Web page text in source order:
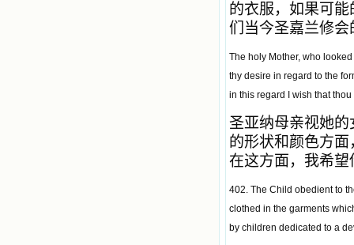
的衣服，如果可
们当今圣嘉兰修
The holy Mother, who
thy desire in regard to the
in this regard I wish that thou
圣亚纳母亲视她
的形状和颜色方
在这方面，我希
402. The Child obedient to
clothed in the garments
by children dedicated to a